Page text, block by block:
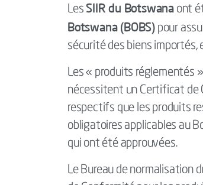
LesSIIR du Botswana ont
Botswana (BOBS) pour
sécurité des biens importés,
Les « produits réglementés
nécessitent un Certificat de
respectifs que les produits
obligatoires applicables au
qui ont été approuvées.
Le Bureau de normalisation